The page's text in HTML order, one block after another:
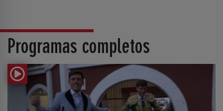
Programas completos